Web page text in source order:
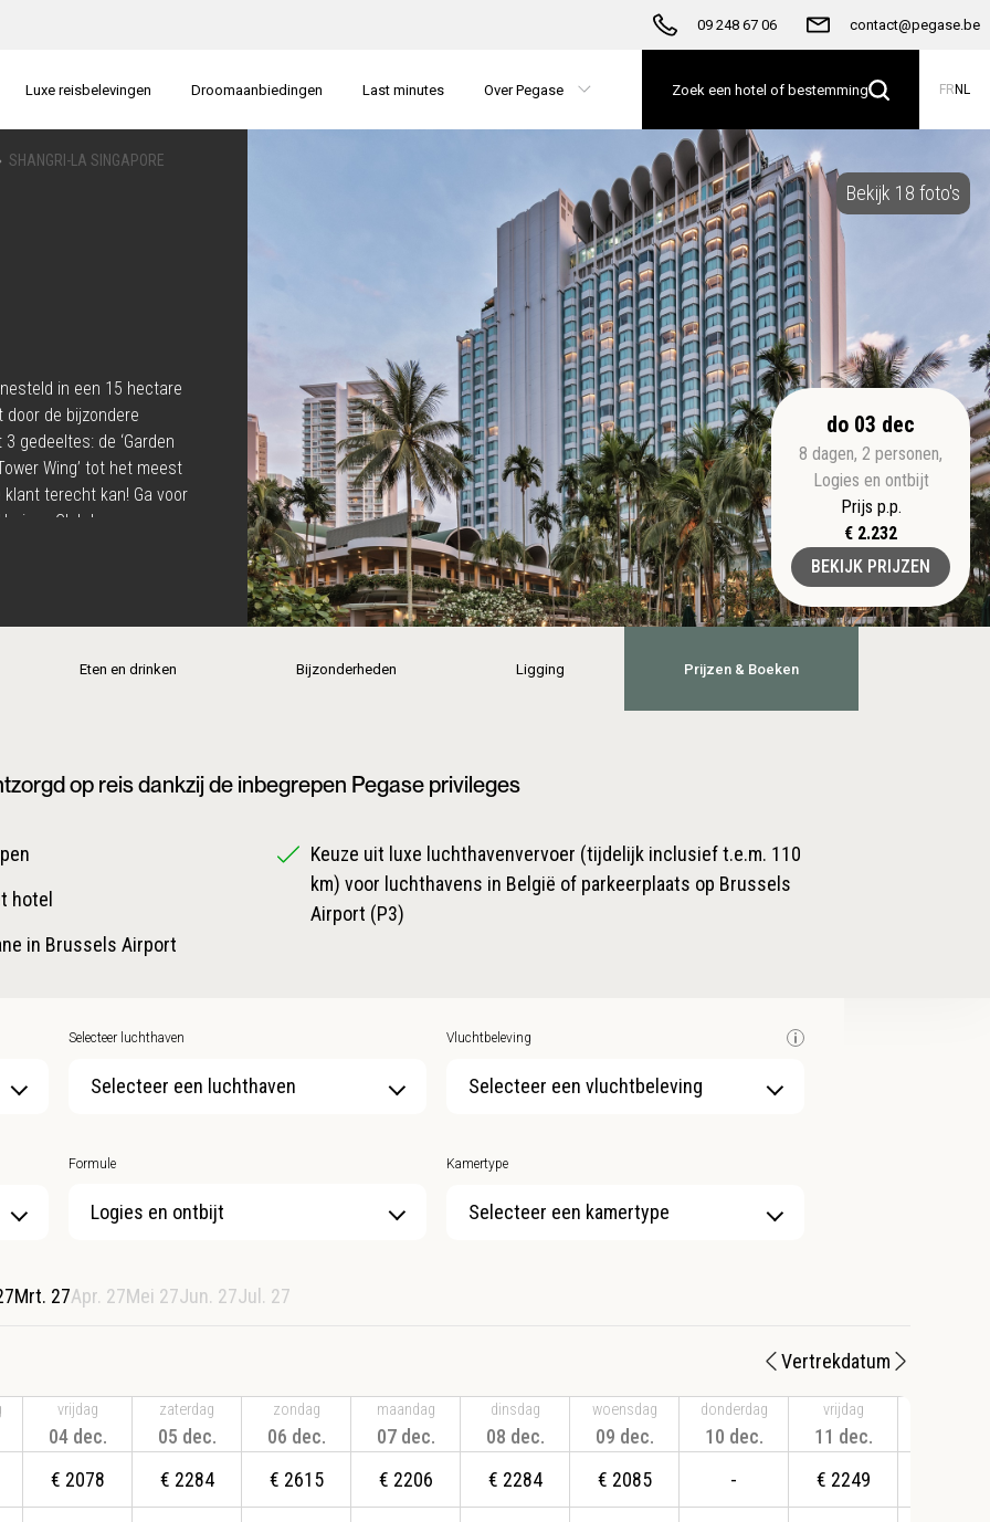
09 248 67 06 contact@pegase.be
Luxe reisbelevingen Droomaanbiedingen Last minutes Over Pegase Zoek een hotel of bestemming FR NL
SHANGRI-LA SINGAPORE
Bekijk 18 foto's
in een 15 hectare
de bijzondere
gedeeltes: de ‘Garden
Wing’ tot het meest
klant terecht kan! Ga voor
Club kamers voor
eveneens terecht en
do 03 dec
8 dagen, 2 personen,
Logies en ontbijt
Prijs p.p.
€ 2.232
BEKIJK PRIJZEN
Eten en drinken Bijzonderheden Ligging Prijzen & Boeken
op reis dankzij de inbegrepen Pegase privileges
hotel
in Brussels Airport
Keuze uit luxe luchthavenvervoer (tijdelijk inclusief t.e.m. 110
km) voor luchthavens in België of parkeerplaats op Brussels
Airport (P3)
Selecteer luchthaven
Selecteer een luchthaven
Vluchtbeleving
Selecteer een vluchtbeleving
Formule Kamertype
Selecteer een kamertype
Mrt. 27Apr. 27Mei 27Jun. 27Jul. 27
Vertrekdatum
vrijdag
04 dec.
€ 2078
zaterdag
05 dec.
€ 2284
zondag
06 dec.
€ 2615
maandag
07 dec.
€ 2206
dinsdag
08 dec.
€ 2284
woensdag
09 dec.
€ 2085
donderdag
10 dec.
-
vrijdag
11 dec.
€ 2249